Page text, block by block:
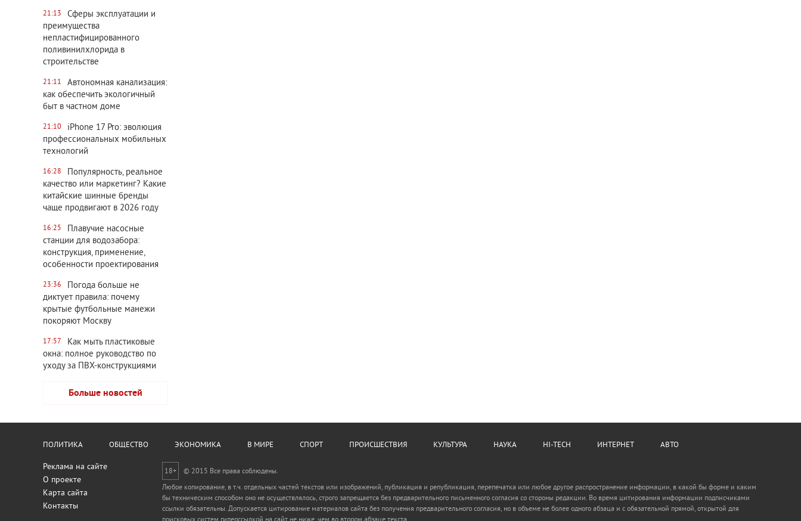
21:13
Сферы эксплуатации и
преимущества
непластифицированного
поливинилхлорида в
строительстве
21:11
Автономная канализация:
как обеспечить экологичный
быт в частном доме
21:10
iPhone 17 Pro: эволюция
профессиональных мобильных
технологий
16:28
Популярность, реальное
качество или маркетинг? Какие
китайские шинные бренды
чаще продвигают в 2026 году
16:25
Плавучие насосные
станции для водозабора:
конструкция, применение,
особенности проектирования
23:36
Погода больше не
диктует правила: почему
крытые футбольные манежи
покоряют Москву
17:57
Как мыть пластиковые
окна: полное руководство по
уходу за ПВХ-конструкциями
Больше новостей
ПОЛИТИКА ОБЩЕСТВО ЭКОНОМИКА В МИРЕ СПОРТ ПРОИСШЕСТВИЯ КУЛЬТУРА НАУКА HI-TECH ИНТЕРНЕТ АВТО
Реклама на сайте
О проекте
Карта сайта
Контакты
18+
© 2015 Все права соблюдены.
Любое копирование, в т.ч. отдельных частей текстов или изображений, публикация и републикация, перепечатка или любое другое распространение информации, в какой бы форме и каким
бы техническим способом оно не осуществлялось, строго запрещается без предварительного письменного согласия со стороны редакции. Во время цитирования информации подписчиками
ссылки обязательны. Допускается цитирование материалов сайта без получения предварительного согласия, но в объеме не более одного абзаца и с обязательной прямой, открытой для